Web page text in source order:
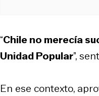
“Chile no merecía
Unidad Popular”,
En ese contexto,